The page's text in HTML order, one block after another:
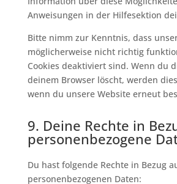
Anweisungen in der Hilfesektion
Bitte nimm zur Kenntnis, dass
möglicherweise nicht richtig
Cookies deaktiviert sind. Wenn du
deinem Browser löscht, werden
wenn du unsere Website erneut
9. Deine Rechte in
personenbezogene
Du hast folgende Rechte in Bezug
personenbezogenen Daten: